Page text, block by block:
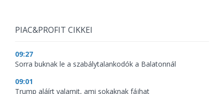
PIAC&PROFIT CIKKEI
09:27
Sorra buknak le a szabálytalankodók a Balatonnál
09:01
Trump aláírt valamit, ami sokaknak fájhat